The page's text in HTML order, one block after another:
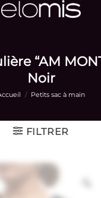
“AM
Noir
/ Petits sac à main
FILTRER